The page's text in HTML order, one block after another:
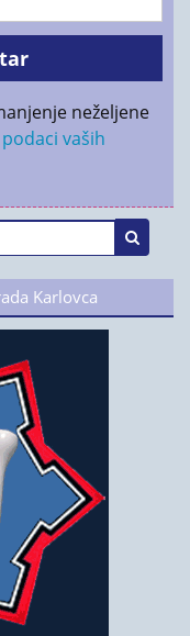
neželjene
vaših
Karlovca